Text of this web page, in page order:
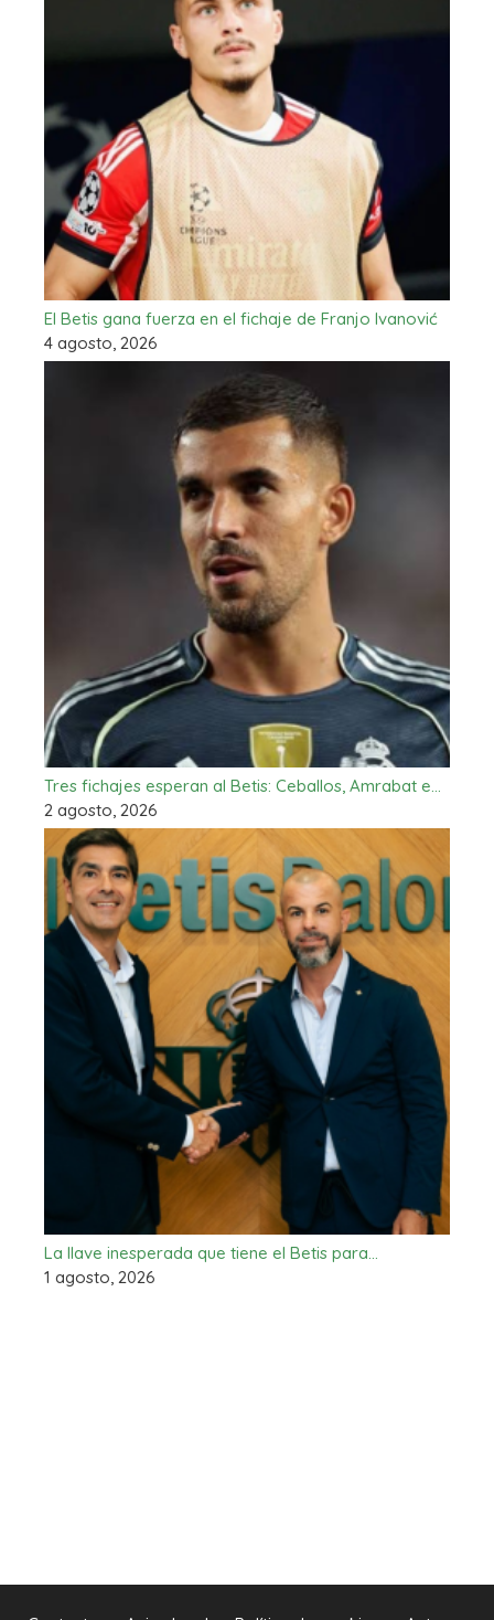
El Betis gana fuerza en el fichaje de Franjo Ivanović
4 agosto, 2026
Tres fichajes esperan al Betis: Ceballos, Amrabat e…
2 agosto, 2026
La llave inesperada que tiene el Betis para…
1 agosto, 2026